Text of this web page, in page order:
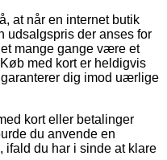
at når en internet butik
udsalgspris der anses for
mange gange være et
med kort er heldigvis
dig imod uærlige
kort eller betalinger
du anvende en
ifald du har i sinde at klare